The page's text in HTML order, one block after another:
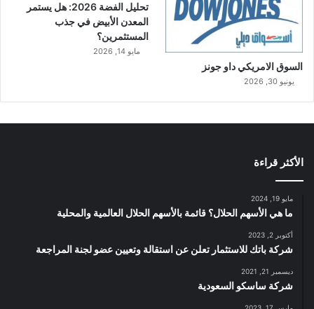
السوق الامريكي داو جونز
يونيو 30, 2026
تحليل الفضة 2026: هل يستمر
المعدن الأبيض في جذب
المستثمرين؟
مايو 14, 2026
الأكثر قراءة
مايو 19, 2024
ما هي الأسهم الحلال؟ قائمة بالأسهم الحلال العالمية والمحلية
أكتوبر 2, 2023
شركة باتك للاستثمار تعلن عن استقالة وتعيين عضو لجنة المراجعة
ديسمبر 21, 2021
شركة ساسكو السعودية